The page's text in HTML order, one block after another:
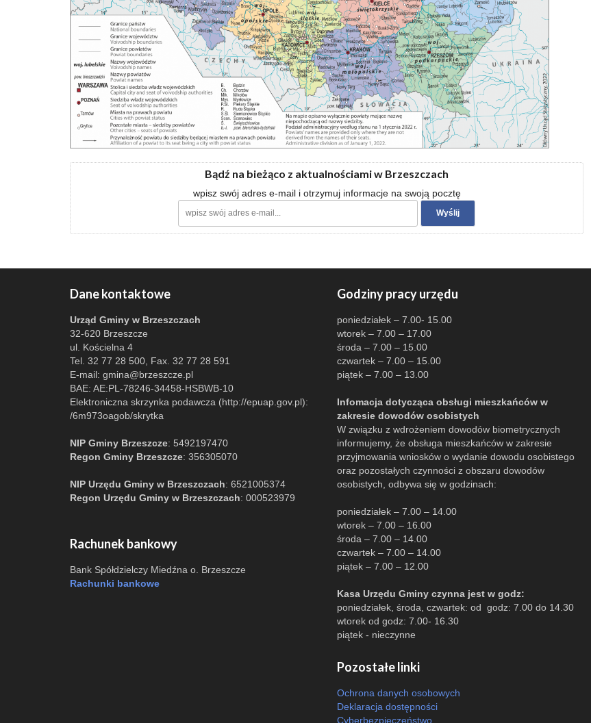
Bądź na bieżąco z aktualnościami w Brzeszczach
wpisz swój adres e-mail i otrzymuj informacje na swoją pocztę
Dane kontaktowe
Urząd Gminy w Brzeszczach
32-620 Brzeszcze
ul. Kościelna 4
Tel. 32 77 28 500, Fax. 32 77 28 591
E-mail: gmina@brzeszcze.pl
BAE: AE:PL-78246-34458-HSBWB-10
Elektroniczna skrzynka podawcza (http://epuap.gov.pl):
/6m973oagob/skrytka
NIP Gminy Brzeszcze: 5492197470
Regon Gminy Brzeszcze: 356305070
NIP Urzędu Gminy w Brzeszczach: 6521005374
Regon Urzędu Gminy w Brzeszczach: 000523979
Rachunek bankowy
Bank Spółdzielczy Miedźna o. Brzeszcze
Rachunki bankowe
Godziny pracy urzędu
poniedziałek – 7.00- 15.00
wtorek – 7.00 – 17.00
środa – 7.00 – 15.00
czwartek – 7.00 – 15.00
piątek – 7.00 – 13.00
Infomacja dotycząca obsługi mieszkańców w
zakresie dowodów osobistych
W związku z wdrożeniem dowodów biometrycznych
informujemy, że obsługa mieszkańców w zakresie
przyjmowania wniosków o wydanie dowodu osobistego
oraz pozostałych czynności z obszaru dowodów
osobistych, odbywa się w godzinach:
poniedziałek – 7.00 – 14.00
wtorek – 7.00 – 16.00
środa – 7.00 – 14.00
czwartek – 7.00 – 14.00
piątek – 7.00 – 12.00
Kasa Urzędu Gminy czynna jest w godz:
poniedziałek, środa, czwartek: od godz: 7.00 do 14.30
wtorek od godz: 7.00- 16.30
piątek - nieczynne
Pozostałe linki
Ochrona danych osobowych
Deklaracja dostępności
Cyberbezpieczeństwo